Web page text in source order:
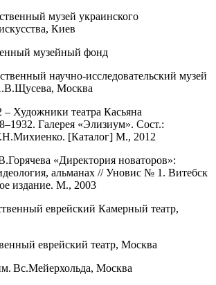
музей украинского
Киев
музейный фонд
научно-исследовательский музей
Москва
– Художники театра Касьяна
Галерея «Элизиум». Сост.:
[Каталог] М., 2012
«Директория новаторов»:
альманах // Уновис № 1. Витебск
издание. М., 2003
еврейский Камерный театр,
еврейский театр, Москва
Вс.Мейерхольда, Москва